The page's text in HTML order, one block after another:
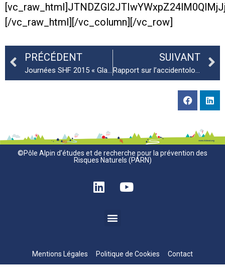
[/vc_raw_html][/vc_column][/vc_row]
PRÉCÉDENT
Journées SHF 2015 « Glaciologie – Nivologie – Hydrologie de Montagne »
SUIVANT
Rapport sur l’accidentologie des sports de montagne
©Pôle Alpin d’études et de recherche pour la prévention des
Risques Naturels (PARN)
Mentions Légales Politique de Cookies Contact